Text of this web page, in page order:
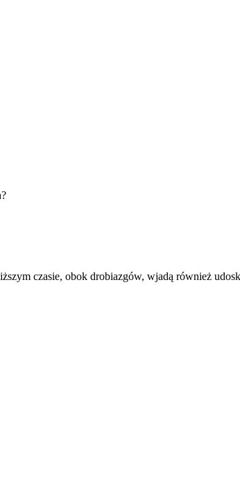
czasie, obok drobiazgów, wjadą również